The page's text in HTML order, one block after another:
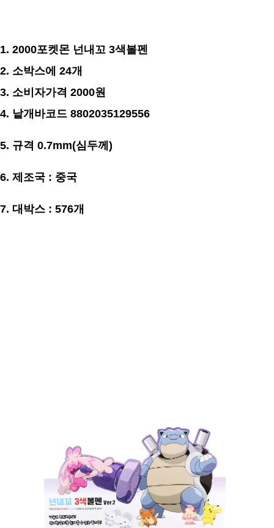
1. 2000포켓몬 넌내꼬 3색볼펜
2. 소박스에 24개
3. 소비자가격 2000원
4. 낱개바코드 8802035129556
5. 규격 0.7mm(심두께)
6. 제조국 : 중국
7. 대박스 : 576개